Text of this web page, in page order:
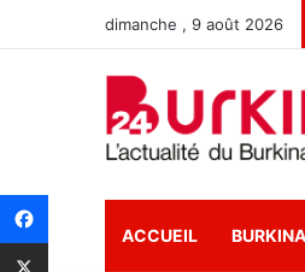
dimanche , 9 août 2026
ACCUEIL BURKINA